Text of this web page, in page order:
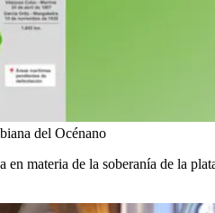
del Océnano
materia de la soberanía de la